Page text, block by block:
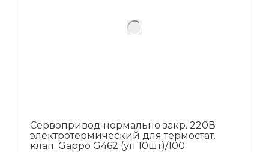
Сервопривод нормально закр. 220В
электротермический для термостат.
клап. Gappo G462 (уп 10шт)/100